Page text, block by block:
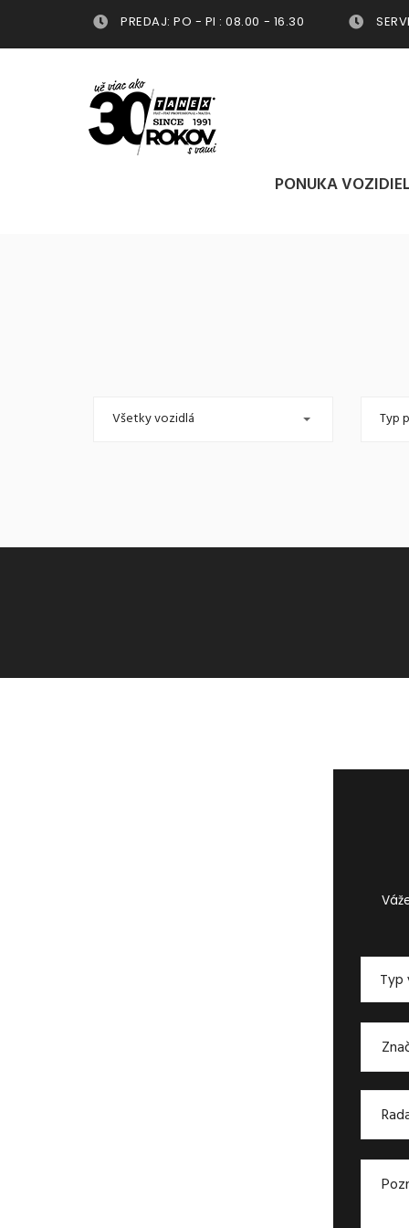
PREDAJ: PO - PI : 08.00 - 16.30
PONUKA
PONUKA
Všetky vozidlá Typ
Typ